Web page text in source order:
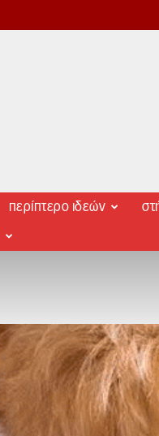
περίπτερο ιδεών